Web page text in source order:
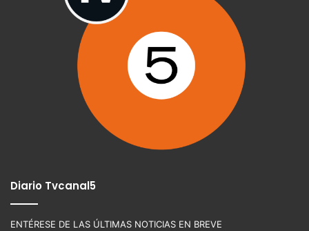
Diario Tvcanal5
ENTÉRESE DE LAS ÚLTIMAS NOTICIAS EN BREVE